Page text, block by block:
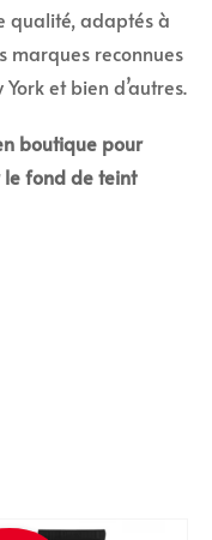
qualité, adaptés à
marques reconnues
et bien d’autres.
boutique pour
le fond de teint